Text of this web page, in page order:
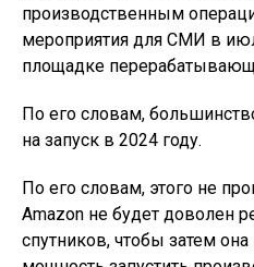
производственным
мероприятия для СМИ в
площадке
По его словам,
на запуск в 2024 году.
По его словам, этого не
Amazon не будет доволен
спутников, чтобы затем